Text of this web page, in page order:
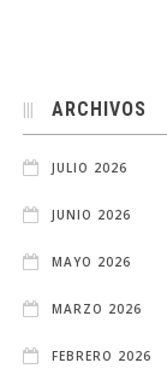
ARCHIVOS
JULIO 2026
JUNIO 2026
MAYO 2026
MARZO 2026
FEBRERO 2026